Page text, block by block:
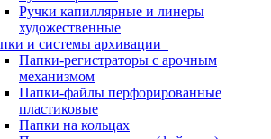
Ручки капиллярные и линеры
художественные
и системы архивации
Папки-регистраторы с арочным
механизмом
Папки-файлы перфорированные
пластиковые
Папки на кольцах